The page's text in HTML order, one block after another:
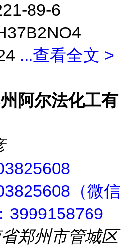
89-6
...查看全文 >
州阿尔法化工有
（微信
3999158769
郑州市管城区